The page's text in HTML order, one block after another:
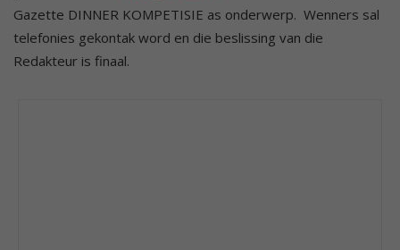
Gazette DINNER KOMPETISIE as onderwerp. Wenners sal
telefonies gekontak word en die beslissing van die
Redakteur is finaal.